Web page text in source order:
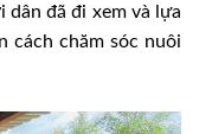
dân đã đi xem và lựa
cách chăm sóc nuôi